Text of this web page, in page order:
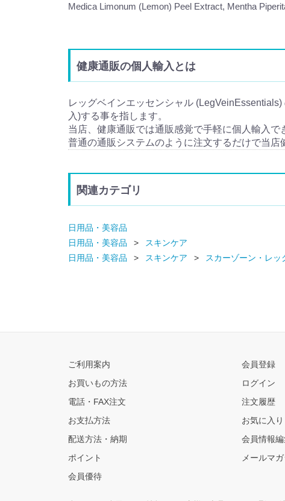
Medica Limonum (Lemon) Peel Extract, Mentha
健康通販の個人輸入とは
レッグベインエッセンシャル
入)する事を指します。
当店、健康通販では通販感覚で手軽に個人輸入で
普通の通販システムのように注文するだけで当
関連カテゴリ
日用品・美容品
日用品・美容品
スキンケア
日用品・美容品
スキンケア スカーゾーン・レッ
ご利用案内
お買いもの方法
電話・FAX注文
お支払方法
配送方法・納期
ポイント
会員優待
会員登録
ログイン
注文履歴
お気に入り
会員情報
メールマ